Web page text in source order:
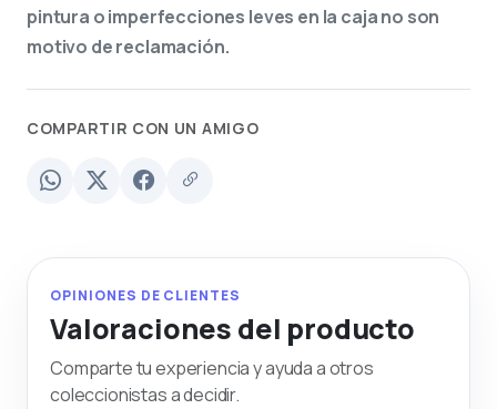
pintura o imperfecciones leves en la caja no son
motivo de reclamación.
COMPARTIR CON UN AMIGO
OPINIONES DE CLIENTES
Valoraciones del producto
Comparte tu experiencia y ayuda a otros
coleccionistas a decidir.